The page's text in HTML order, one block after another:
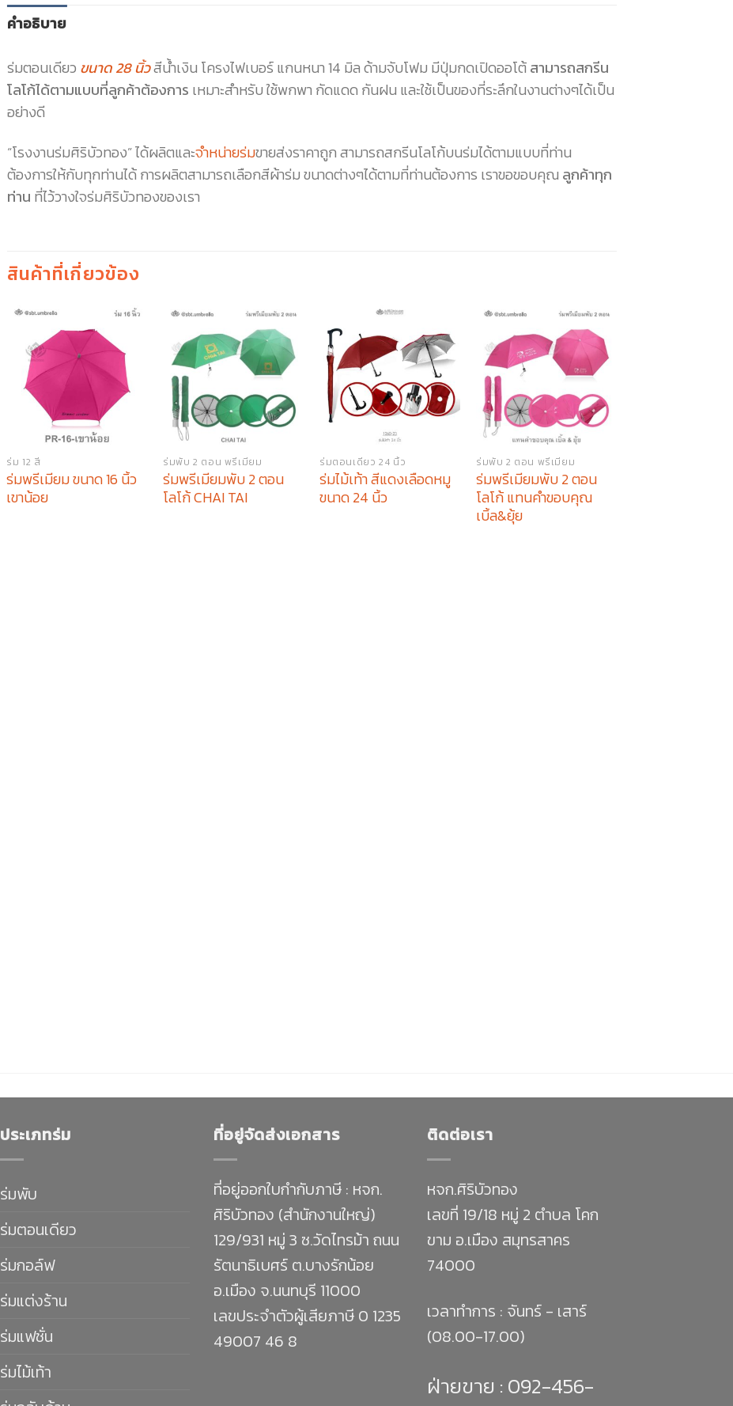
คำอธิบาย
ร่มตอนเดียว ขนาด 28 นิ้วสีน้ำเงิน โครงไฟเบอร์ แกนหนา 14 มิล ด้ามจับโฟม มีปุ่มกดเปิดออโต้สามารถสกรีน
โลโก้ได้ตามแบบที่ลูกค้าต้องการ เหมาะสำหรับ ใช้พกพา กัดแดด กันฝน และใช้เป็นของที่ระลึกในงานต่างๆได้เป็น
อย่างดี
“โรงงานร่มศิริบัวทอง” ได้ผลิตและจำหน่ายร่มขายส่งราคาถูก สามารถสกรีนโลโก้บนร่มได้ตามแบบที่ท่าน
ต้องการให้กับทุกท่านได้ การผลิตสามารถเลือกสีผ้าร่ม ขนาดต่างๆได้ตามที่ท่านต้องการ เราขอขอบคุณ ลูกค้าทุก
ท่าน ที่ไว้วางใจร่มศิริบัวทองของเรา
สินค้าที่เกี่ยวข้อง
ร่ม 12 สี
ร่มพรีเมียม ขนาด 16 นิ้ว
เขาน้อย
ร่มพับ 2 ตอน พรีเมียม
ร่มพรีเมียมพับ 2 ตอน
โลโก้ CHAI TAI
ร่มตอนเดียว 24 นิ้ว
ร่มไม้เท้า สีแดงเลือดหมู
ขนาด 24 นิ้ว
ร่มพับ 2 ตอน พรีเมียม
ร่มพรีเมียมพับ 2 ตอน
โลโก้ แทนคำขอบคุณ
เบิ้ล&ยุ้ย
ประเภทร่ม
ร่มพับ
ร่มตอนเดียว
ร่มกอล์ฟ
ร่มแต่งร้าน
ร่มแฟชั่น
ร่มไม้เท้า
ที่อยู่จัดส่งเอกสาร
ที่อยู่ออกใบกำกับภาษี : หจก.
ศิริบัวทอง (สำนักงานใหญ่)
129/931 หมู่ 3 ซ.วัดไทรม้า ถนน
รัตนาธิเบศร์ ต.บางรักน้อย
อ.เมือง จ.นนทบุรี 11000
เลขประจำตัวผู้เสียภาษี 0 1235
49007 46 8
ติดต่อเรา
หจก.ศิริบัวทอง
เลขที่ 19/18 หมู่ 2 ตำบล โคก
ขาม อ.เมือง สมุทรสาคร
74000
เวลาทำการ : จันทร์ - เสาร์
(08.00-17.00)
ฝ่ายขาย : 092-456-